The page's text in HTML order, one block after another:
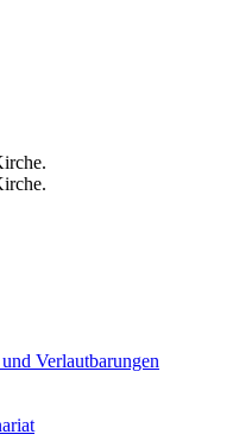
Verlautbarungen